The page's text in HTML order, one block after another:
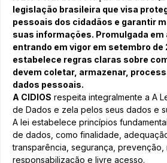
legislação brasileira que visa
pessoais dos cidadãos e garantir
suas informações. Promulgada em
entrando em vigor em setembro de
estabelece regras claras sobre
devem coletar, armazenar,
dados pessoais.
A CIDIOS respeita integralmente a A
de Dados e zela pelos seus dados e
A lei estabelece princípios
de dados, como finalidade,
transparência, segurança, prevenção,
responsabilização e livre acesso.